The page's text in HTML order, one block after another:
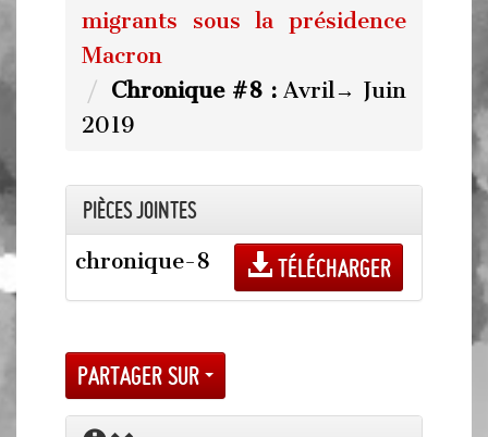
migrants sous la présidence
Macron
Chronique #8 :Avril→ Juin
2019
Pièces jointes
chronique-8
Télécharger
Partager sur